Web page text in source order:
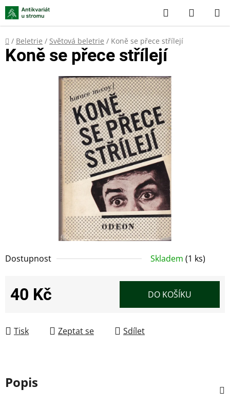
Přejít
na
obsah
Hledat
KOŠÍK
Domů
/ Beletrie / Světová beletrie / Koně se přece střílejí
Dostupnost Skladem (1 ks)
40 Kč DO KOŠÍKU
Tisk Zeptat se Sdílet
Koně se přece střílejí
Popis